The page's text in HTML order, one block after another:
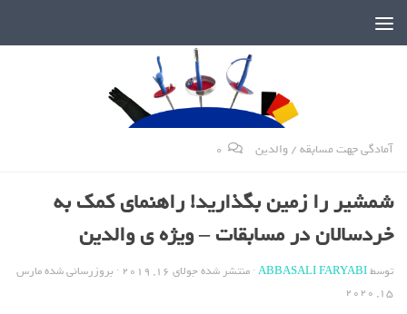
آمادگی جهت مسابقه/والدین 0
شمشیر را زمین بگذارید! راهنمای کمک به
خردسالان در مسابقات – ویژه ی والدین
توسطABBASALI FARYABI · منتشر شده جولای 16, 2019 · بروزرسانی شدهمارس
15, 2020